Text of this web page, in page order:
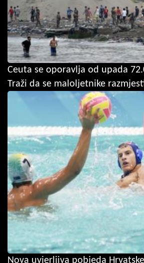
Ceuta se oporavlja od upada
Traži da se maloljetnike
Nova uvjerljiva pobjeda